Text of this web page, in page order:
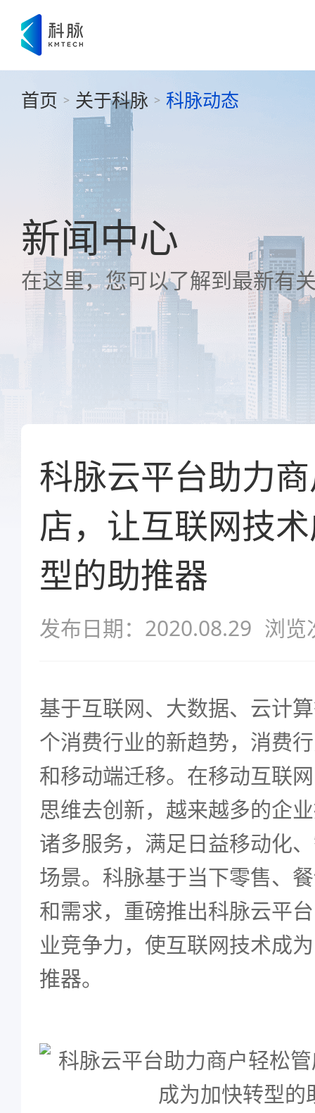
首页 > 关于科脉 > 科脉动态
新闻中心
在这里，您可以了解到最新有
科脉云平台助力
店，让互联网技
型的助推器
发布日期：2020.08.29 浏览
基于互联网、大数据、云计
个消费行业的新趋势，消费
和移动端迁移。在移动互联
思维去创新，越来越多的企
诸多服务，满足日益移动化
场景。科脉基于当下零售、
和需求，重磅推出科脉云平台
业竞争力，使互联网技术成
推器。